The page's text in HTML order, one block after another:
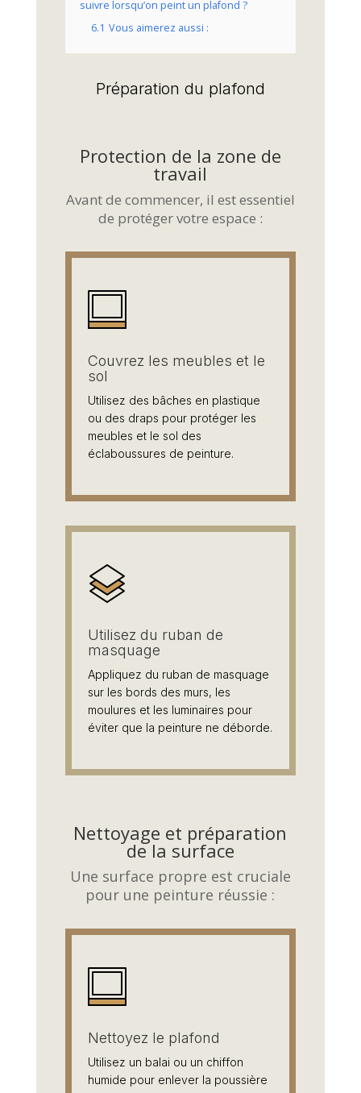
suivre lorsqu’on peint un plafond ?
6.1 Vous aimerez aussi :
Préparation du plafond
Protection de la zone de
travail
Avant de commencer, il est essentiel
de protéger votre espace :
Couvrez les meubles et le
sol
Utilisez des bâches en plastique
ou des draps pour protéger les
meubles et le sol des
éclaboussures de peinture.
Utilisez du ruban de
masquage
Appliquez du ruban de masquage
sur les bords des murs, les
moulures et les luminaires pour
éviter que la peinture ne déborde.
Nettoyage et préparation
de la surface
Une surface propre est cruciale
pour une peinture réussie :
Nettoyez le plafond
Utilisez un balai ou un chiffon
humide pour enlever la poussière